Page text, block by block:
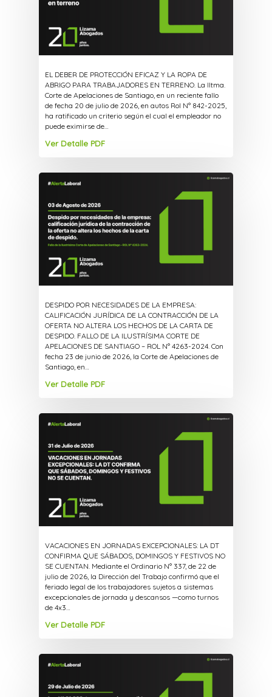
EL DEBER DE PROTECCIÓN EFICAZ Y LA ROPA DE
ABRIGO PARA TRABAJADORES EN TERRENO. La Iltma.
Corte de Apelaciones de Santiago, en un reciente fallo
de fecha 20 de julio de 2026, en autos Rol N° 842-2025,
ha ratificado un criterio según el cual el empleador no
puede eximirse de…
Ver Detalle PDF
DESPIDO POR NECESIDADES DE LA EMPRESA:
CALIFICACIÓN JURÍDICA DE LA CONTRACCIÓN DE LA
OFERTA NO ALTERA LOS HECHOS DE LA CARTA DE
DESPIDO. FALLO DE LA ILUSTRÍSIMA CORTE DE
APELACIONES DE SANTIAGO – ROL N° 4263-2024. Con
fecha 23 de junio de 2026, la Corte de Apelaciones de
Santiago, en…
Ver Detalle PDF
VACACIONES EN JORNADAS EXCEPCIONALES: LA DT
CONFIRMA QUE SÁBADOS, DOMINGOS Y FESTIVOS NO
SE CUENTAN. Mediante el Ordinario N° 337, de 22 de
julio de 2026, la Dirección del Trabajo confirmó que el
feriado legal de los trabajadores sujetos a sistemas
excepcionales de jornada y descansos —como turnos
de 4x3…
Ver Detalle PDF